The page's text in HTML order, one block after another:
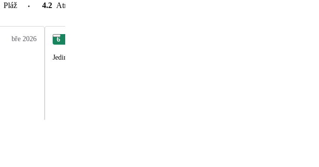
Pláž 4.2 Atrakce v okolí
bře 2026 6
Jediné mínus jsou komáři ale za to Čedok nemůže. Jinak skvělá dovča.